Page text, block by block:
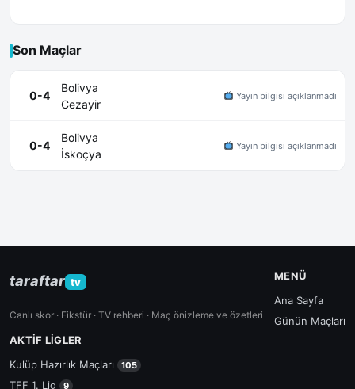
Son Maçlar
0-4
Bolivya
Cezayir
Yayın bilgisi açıklanmadı
0-4
Bolivya
İskoçya
Yayın bilgisi açıklanmadı
taraftar tv
Canlı skor · Fikstür · TV rehberi · Maç önizleme ve özetleri
MENÜ
Ana Sayfa
Günün Maçları
AKTIF LIGLER
Kulüp Hazırlık Maçları
105
TFF 1. Lig 9